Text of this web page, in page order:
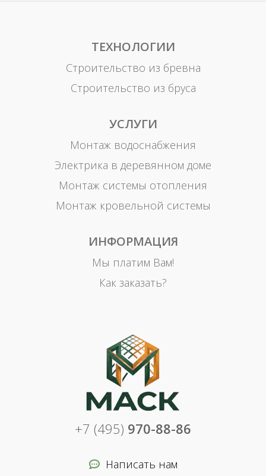
ТЕХНОЛОГИИ
Строительство из бревна
Строительство из бруса
УСЛУГИ
Монтаж водоснабжения
Электрика в деревянном доме
Монтаж системы отопления
Монтаж кровельной системы
ИНФОРМАЦИЯ
Мы платим Вам!
Как заказать?
+7 (495) 970-88-86
Написать нам